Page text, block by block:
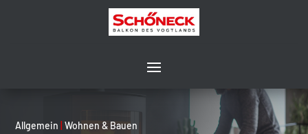
Allgemein |Wohnen & Bauen